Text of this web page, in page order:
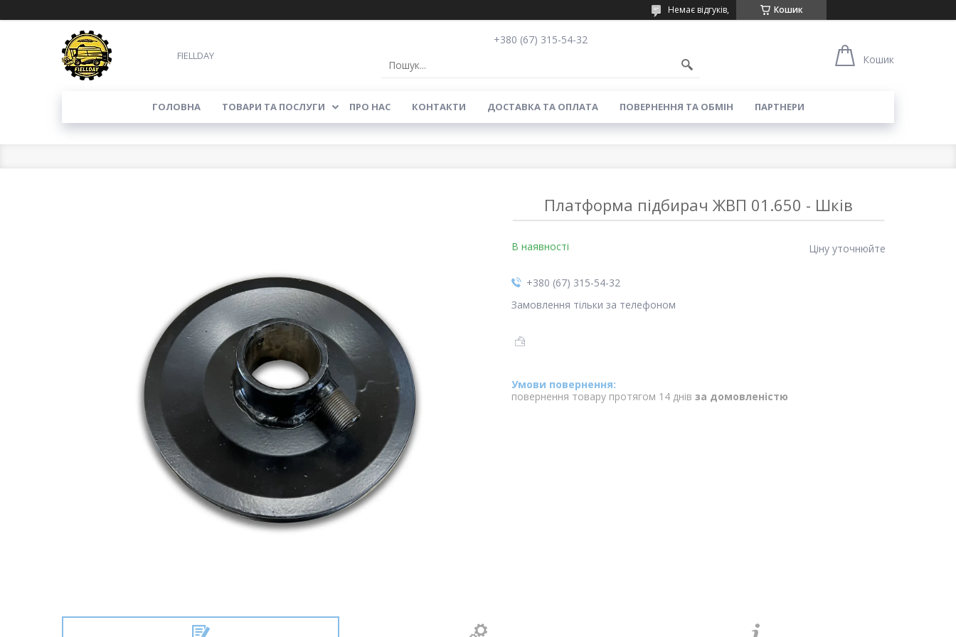
Кошик
Немає відгуків,
FIELLDAY
+380 (67) 315-54-32
Кошик
ГОЛОВНА ТОВАРИ ТА ПОСЛУГИ ПРО НАС КОНТАКТИ ДОСТАВКА ТА ОПЛАТА ПОВЕРНЕННЯ ТА ОБМІН ПАРТНЕРИ
Платформа підбирач ЖВП 01.650 - Шків
В наявності Ціну уточнюйте
+380 (67) 315-54-32
Замовлення тільки за телефоном
повернення товару протягом 14 днів за домовленістю